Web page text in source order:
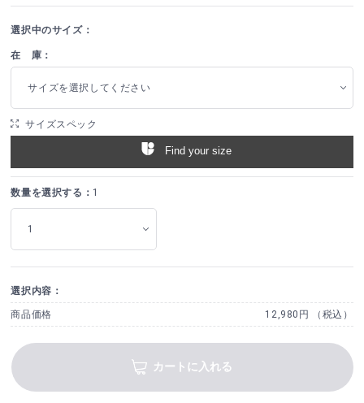
選択中のサイズ：
在 庫：
サイズを選択してください
サイズスペック
Find your size
数量を選択する： 1
選択内容：
商品価格 12,980円 （税込）
カートに入れる